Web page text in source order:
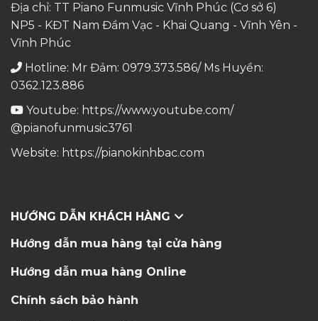
Địa chỉ: TT Piano Funmusic Vĩnh Phúc (Cơ sở 6)
NP5 - KĐT Nam Đầm Vạc - Khai Quang - Vĩnh Yên -
Vĩnh Phúc
Hotline: Mr Đảm: 0979.373.586/ Ms Huyền:
0362.123.886
Youtube: https://www.youtube.com/
@pianofunmusic3761
Website: https://pianokinhbac.com
HƯỚNG DẪN KHÁCH HÀNG
Hướng dẫn mua hàng tại cửa hàng
Hướng dẫn mua hàng Online
Chính sách bảo hành